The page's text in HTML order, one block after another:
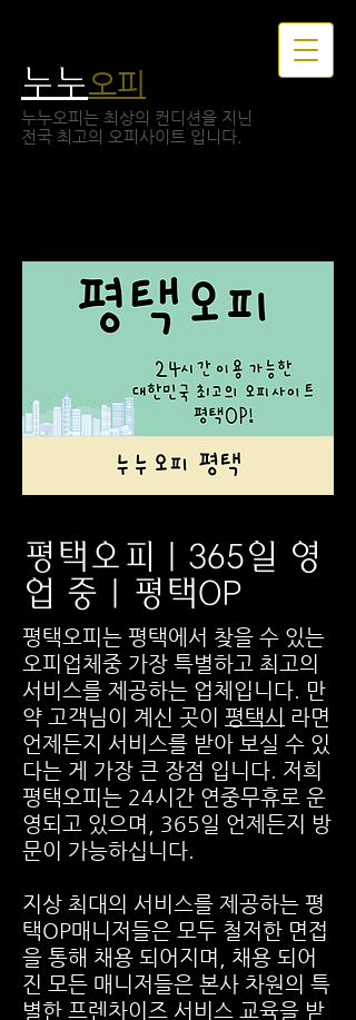
누누오피
누누오피는 최상의 컨디션을 지닌
​전국 최고의 오피사이트 입니다.
​평택오피 | 365일 영
업 중 | 평택OP
​평택오피는 평택에서 찾을 수 있는
오피업체중 가장 특별하고 최고의
서비스를 제공하는 업체입니다. 만
약 고객님이 계신 곳이 평택시
라면
언제든지 서비스를 받아 보실 수 있
다는 게 가장 큰 장점 입니다. 저희
평택오피는 24시간 연중무휴로 운
영되고 있으며, 365일 언제든지 방
문이 가능하십니다.
지상 최대의 서비스를 제공하는 평
택OP매니저들은 모두 철저한 면접
을 통해 채용 되어지며, 채용 되어
진 모든 매니저들은 본사 차원의 특
별한 프렌차이즈 서비스 교육을 받